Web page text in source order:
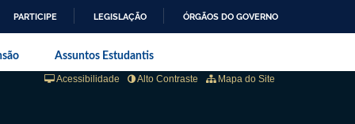
PARTICIPE LEGISLAÇÃO ÓRGÃOS DO GOVERNO
Assuntos Estudantis
Mapa do Site
Alto Contraste
Acessibilidade